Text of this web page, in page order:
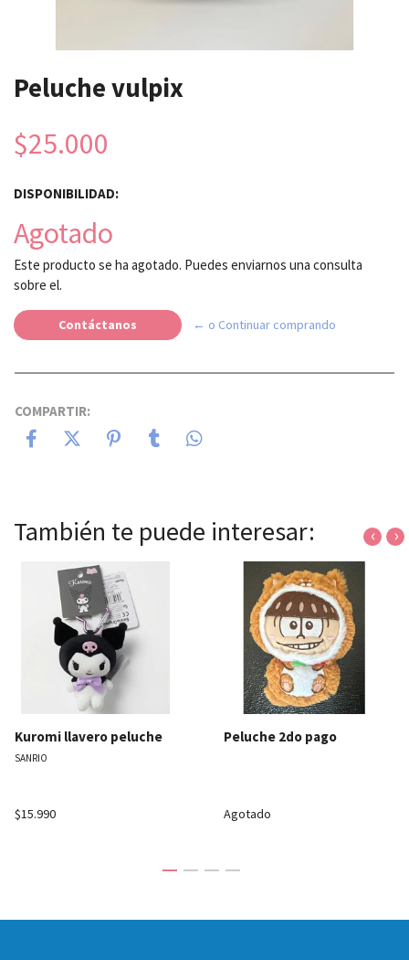
Peluche vulpix
$25.000
DISPONIBILIDAD:
Agotado
Este producto se ha agotado. Puedes enviarnos una consulta
sobre el.
Contáctanos ← o Continuar comprando
COMPARTIR:
También te puede interesar:
Kuromi llavero peluche
SANRIO
$15.990
Peluche 2do pago
Agotado
‹ ›